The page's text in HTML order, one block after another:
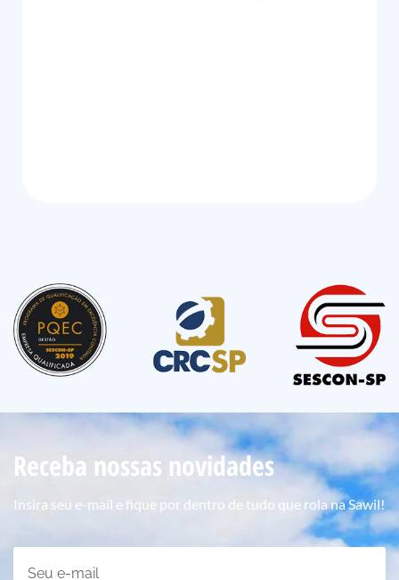
Receba nossas novidades
Insira seu e-mail e fique por dentro de tudo que rola na Sawil!